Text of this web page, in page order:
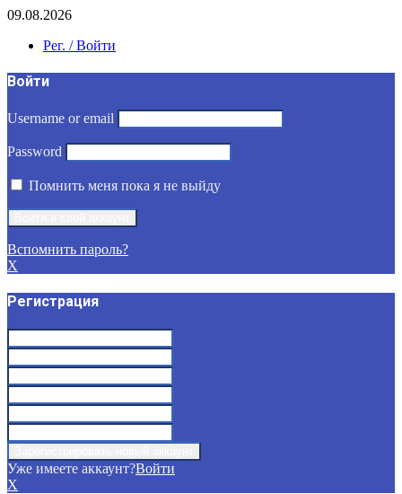
09.08.2026
Рег. / Войти
Войти
Username or email
Password
Помнить меня пока я не выйду
Вспомнить пароль?
X
Регистрация
Уже имеете аккаунт?Войти
X